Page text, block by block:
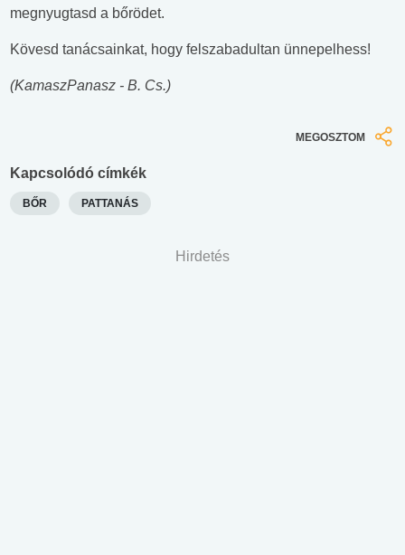
megnyugtasd a bőrödet.
Kövesd tanácsainkat, hogy felszabadultan ünnepelhess!
(KamaszPanasz - B. Cs.)
MEGOSZTOM
Kapcsolódó címkék
BŐR PATTANÁS
Hirdetés